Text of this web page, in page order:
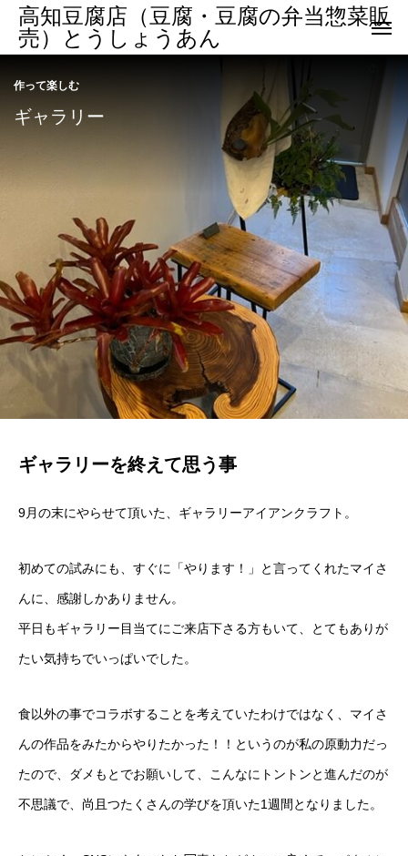
高知豆腐店（豆腐・豆腐の弁当惣菜販
売）とうしょうあん
作って楽しむ
ギャラリー
ギャラリーを終えて思う事
9月の末にやらせて頂いた、ギャラリーアイアンクラフト。
初めての試みにも、すぐに「やります！」と言ってくれたマイさ
んに、感謝しかありません。
平日もギャラリー目当てにご来店下さる方もいて、とてもありが
たい気持ちでいっぱいでした。
食以外の事でコラボすることを考えていたわけではなく、マイさ
んの作品をみたからやりたかった！！というのが私の原動力だっ
たので、ダメもとでお願いして、こんなにトントンと進んだのが
不思議で、尚且つたくさんの学びを頂いた1週間となりました。